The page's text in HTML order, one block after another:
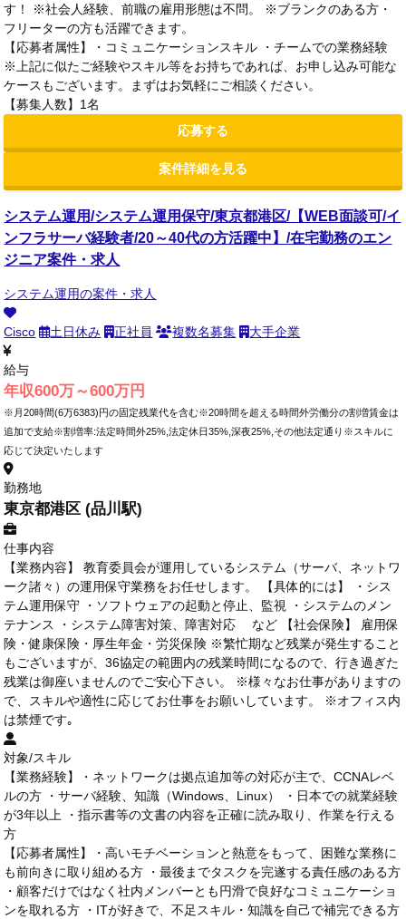
す！ ※社会人経験、前職の雇用形態は不問。 ※ブランクのある方・
フリーターの方も活躍できます。
【応募者属性】・コミュニケーションスキル ・チームでの業務経験
※上記に似たご経験やスキル等をお持ちであれば、お申し込み可能な
ケースもございます。まずはお気軽にご相談ください。
【募集人数】1名
応募する
案件詳細を見る
システム運用/システム運用保守/東京都港区/【WEB面談可/イ
ンフラサーバ経験者/20～40代の方活躍中】/在宅勤務のエン
ジニア案件・求人
システム運用の案件・求人
Cisco 土日休み 正社員 複数名募集 大手企業
給与
年収600万～600万円
※月20時間(6万6383)円の固定残業代を含む※20時間を超える時間外労働分の割増賃金は
追加で支給※割増率:法定時間外25%,法定休日35%,深夜25%,その他法定通り※スキルに
応じて決定いたします
勤務地
東京都港区 (品川駅)
仕事内容
【業務内容】 教育委員会が運用しているシステム（サーバ、ネットワ
ーク諸々）の運用保守業務をお任せします。 【具体的には】 ・シス
テム運用保守 ・ソフトウェアの起動と停止、監視 ・システムのメン
テナンス ・システム障害対策、障害対応 など 【社会保険】 雇用保
険・健康保険・厚生年金・労災保険 ※繁忙期など残業が発生すること
もございますが、36協定の範囲内の残業時間になるので、行き過ぎた
残業は御座いませんのでご安心下さい。 ※様々なお仕事がありますの
で、スキルや適性に応じてお仕事をお願いしています。 ※オフィス内
は禁煙です｡
対象/スキル
【業務経験】・ネットワークは拠点追加等の対応が主で、CCNAレベ
ルの方 ・サーバ経験、知識（Windows、Linux） ・日本での就業経験
が3年以上 ・指示書等の文書の内容を正確に読み取り、作業を行える
方
【応募者属性】・高いモチベーションと熱意をもって、困難な業務に
も前向きに取り組める方 ・最後までタスクを完遂する責任感のある方
・顧客だけではなく社内メンバーとも円滑で良好なコミュニケーショ
ンを取れる方 ・ITが好きで、不足スキル・知識を自己で補完できる方